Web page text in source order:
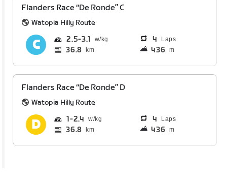
Flanders Race “De Ronde” C
Watopia Hilly Route
2.5 3.1 4 Laps
36.8 km 436 m
Flanders Race “De Ronde” D
Watopia Hilly Route
1 2.4 4 Laps
36.8 km 436 m